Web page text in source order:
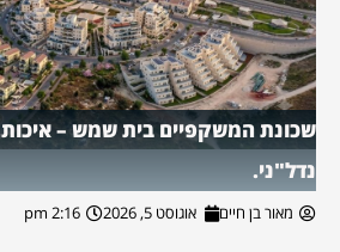
שכונת המשקפיים בית שמש – איכות,
נדל"ני.
מאור בן חיים אוגוסט 5, 2026 2:16 pm